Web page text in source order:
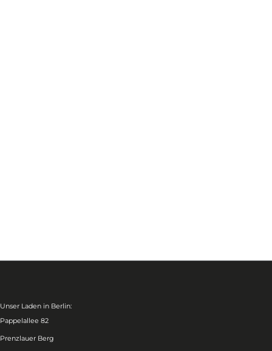
Unser Laden in Berlin:
Pappelallee 82
Prenzlauer Berg